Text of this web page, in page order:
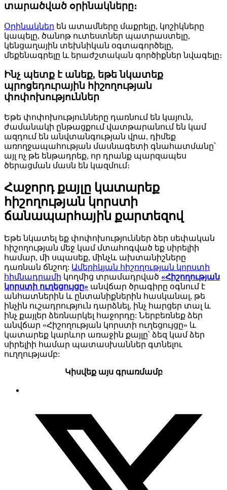
տարածված օրինակները։
Օրինակներ են ատամները մաքրելը, կոշիկները
կապելը, ծանոթ ուտեստներ պատրաստելը,
կենցաղային տեխնիկան օգտագործելը,
մեքենագրելը և երաժշտական ​​գործիքներ նվագելը։
Ինչ պետք է անեք, եթե նկատեք
պրոցեդուրային հիշողության
փոփոխություններ
Եթե ​​փոփոխությունները դառնում են կայուն,
ժամանակի ընթացքում վատթարանում են կամ
ազդում են անվտանգության վրա, դիմեք
առողջապահության մասնագետի գնահատմանը՝
այլ ոչ թե ենթադրեք, որ դրանք պարզապես
ծերացման մասն են կազմում։
Հաջորդ քայլը կատարեք
հիշողության կորստի
ճանապարհային քարտեզով
Եթե ​​նկատել եք փոփոխություններ ձեր սեփական
հիշողության մեջ կամ մտահոգված եք սիրելիի
համար, մի սպասեք, մինչև ախտանիշները
դառնան ճնշող: Ամերիկյան հիշողության կորստի
հիմնադրամի կողմից տրամադրված «Հիշողության
կորստի ուղեցույցը» անվճար ծրագիրը օգնում է
անհատներին և ընտանիքներին հասկանալ, թե
ինչին ուշադրություն դարձնել, ինչ հարցեր տալ և
ինչ քայլեր ձեռնարկել հաջորդը: Ներբեռնեք ձեր
անվճար «Հիշողության կորստի ուղեցույցը» և
կատարեք կարևոր առաջին քայլը՝ ձեզ կամ ձեր
սիրելիի համար պատասխաններ գտնելու
ուղղությամբ:
Կիսվեք այս գրառմամբ